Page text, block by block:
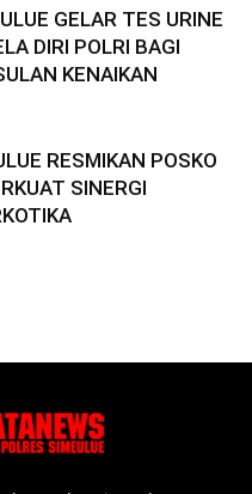
GELAR TES URINE
DIRI POLRI BAGI
KENAIKAN
RESMIKAN POSKO
SINERGI